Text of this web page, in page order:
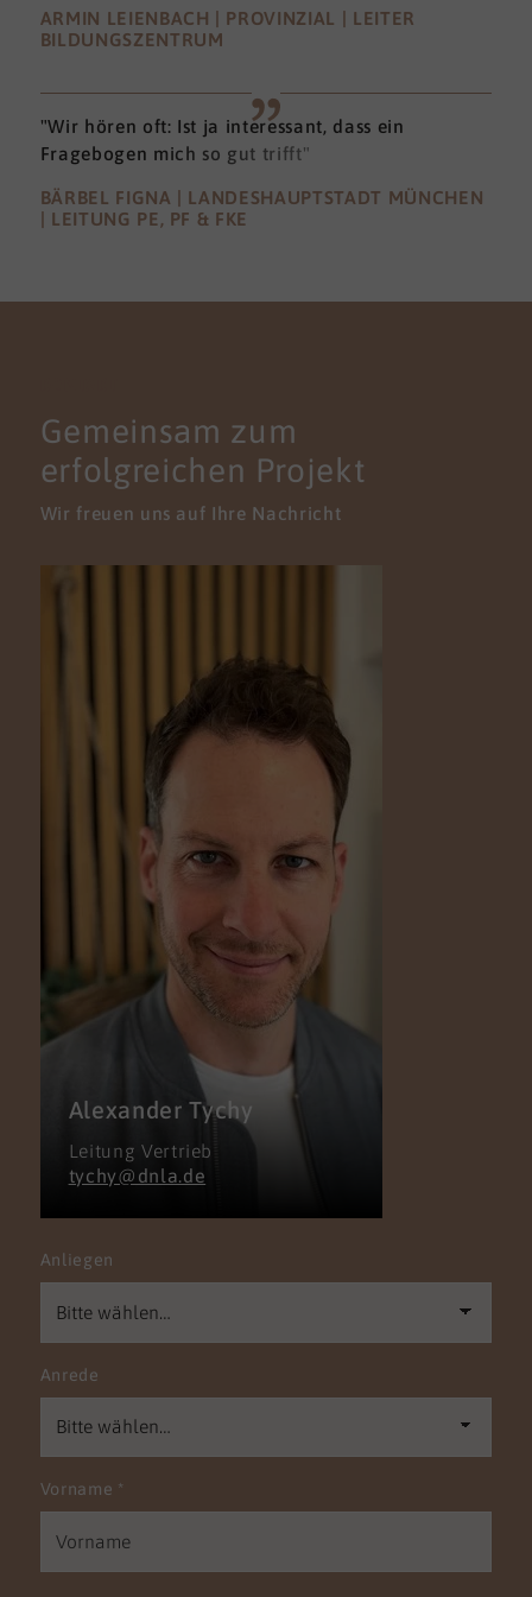
ARMIN LEIENBACH | PROVINZIAL | LEITER
BILDUNGSZENTRUM
"Wir hören oft: Ist ja interessant, dass ein
Fragebogen mich so gut trifft"
BÄRBEL FIGNA | LANDESHAUPTSTADT MÜNCHEN
| LEITUNG PE, PF & FKE
Gemeinsam zum
erfolgreichen Projekt
Wir freuen uns auf Ihre Nachricht
Alexander Tychy
Leitung Vertrieb
tychy@dnla.de
Anliegen
Anrede
Vorname *